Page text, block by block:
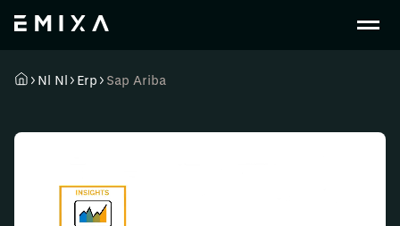
Nl Nl Erp Sap Ariba